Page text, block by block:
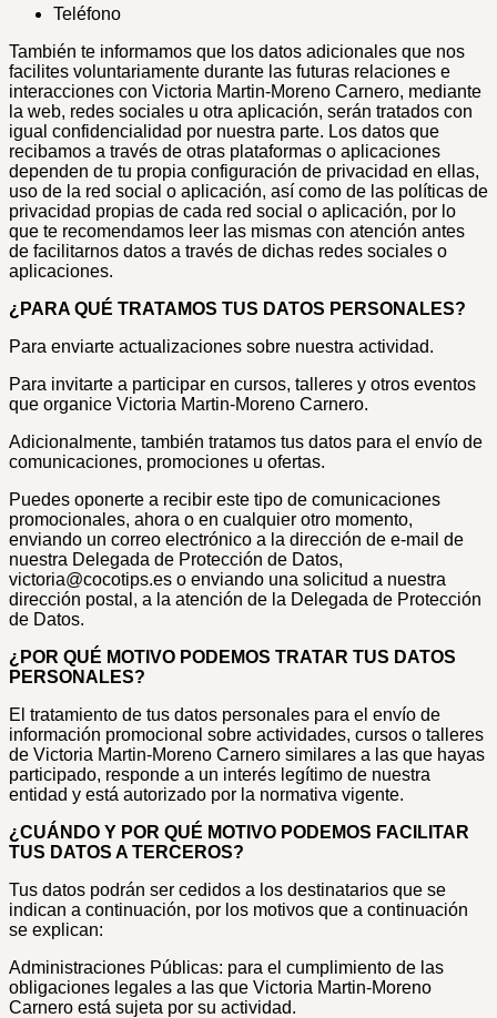
Teléfono
También te informamos que los datos adicionales que nos
facilites voluntariamente durante las futuras relaciones e
interacciones con Victoria Martin-Moreno Carnero, mediante
la web, redes sociales u otra aplicación, serán tratados con
igual confidencialidad por nuestra parte. Los datos que
recibamos a través de otras plataformas o aplicaciones
dependen de tu propia configuración de privacidad en ellas,
uso de la red social o aplicación, así como de las políticas de
privacidad propias de cada red social o aplicación, por lo
que te recomendamos leer las mismas con atención antes
de facilitarnos datos a través de dichas redes sociales o
aplicaciones.
¿PARA QUÉ TRATAMOS TUS DATOS PERSONALES?
Para enviarte actualizaciones sobre nuestra actividad.
Para invitarte a participar en cursos, talleres y otros eventos
que organice Victoria Martin-Moreno Carnero.
Adicionalmente, también tratamos tus datos para el envío de
comunicaciones, promociones u ofertas.
Puedes oponerte a recibir este tipo de comunicaciones
promocionales, ahora o en cualquier otro momento,
enviando un correo electrónico a la dirección de e-mail de
nuestra Delegada de Protección de Datos,
victoria@cocotips.es o enviando una solicitud a nuestra
dirección postal, a la atención de la Delegada de Protección
de Datos.
¿POR QUÉ MOTIVO PODEMOS TRATAR TUS DATOS
PERSONALES?
El tratamiento de tus datos personales para el envío de
información promocional sobre actividades, cursos o talleres
de Victoria Martin-Moreno Carnero similares a las que hayas
participado, responde a un interés legítimo de nuestra
entidad y está autorizado por la normativa vigente.
¿CUÁNDO Y POR QUÉ MOTIVO PODEMOS FACILITAR
TUS DATOS A TERCEROS?
Tus datos podrán ser cedidos a los destinatarios que se
indican a continuación, por los motivos que a continuación
se explican:
Administraciones Públicas: para el cumplimiento de las
obligaciones legales a las que Victoria Martin-Moreno
Carnero está sujeta por su actividad.